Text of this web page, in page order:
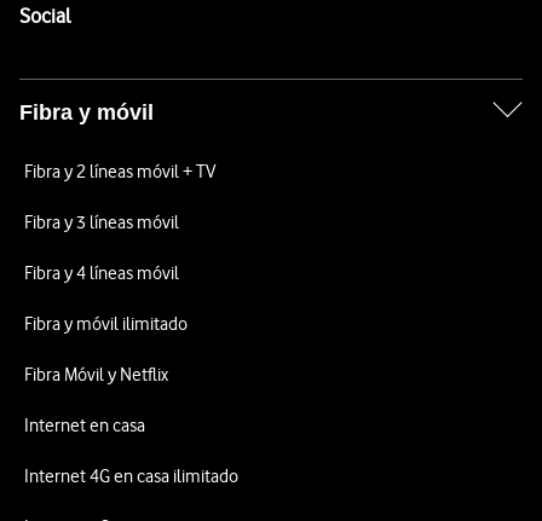
SocialEnlaces a las redes sociales de Vodafone
Fibra y móvil
Fibra y 2 líneas móvil + TV
Fibra y 3 líneas móvil
Fibra y 4 líneas móvil
Fibra y móvil ilimitado
Fibra Móvil y Netflix
Internet en casa
Internet 4G en casa ilimitado